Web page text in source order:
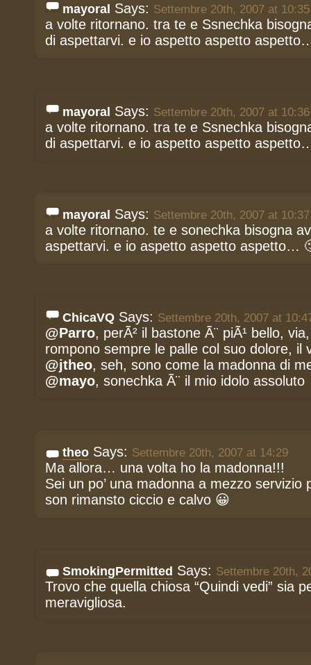
mayoral Says: Settembre 20th, 2007 at 10:35
a volte ritornano. tra te e Ssnechka
di aspettarvi. e io aspetto aspetto
mayoral Says: Settembre 20th, 2007 at 10:36
a volte ritornano. tra te e Ssnechka
di aspettarvi. e io aspetto aspetto
mayoral Says: Settembre 20th, 2007 at 10:37
a volte ritornano. te e sonechka bisogna
aspettarvi. e io aspetto aspetto aspetto…
ChicaVQ Says: Settembre 20th, 2007 at
@Parro, perÃ² il bastone Ã¨ piÃ¹ bello,
rompono sempre le palle col suo dolore, il
@jtheo, seh, sono come la madonna di
@mayo, sonechka Ã¨ il mio idolo assoluto
theo Says: Settembre 20th, 2007 at 14:29
Ma allora… una volta ho la madonna!!!
Sei un po’ una madonna a mezzo servizio
son rimansto ciccio e calvo 😀
SmokingPermitted Says: Settembre 20th,
Trovo che quella chiosa “Quindi vedi” sia
meravigliosa.